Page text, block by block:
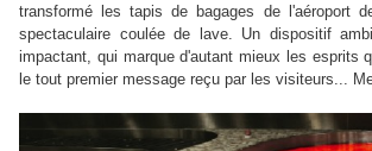
transformé les tapis de bagages de l'aéroport
spectaculaire coulée de lave. Un dispositif
impactant, qui marque d'autant mieux les esprits
le tout premier message reçu par les visiteurs...